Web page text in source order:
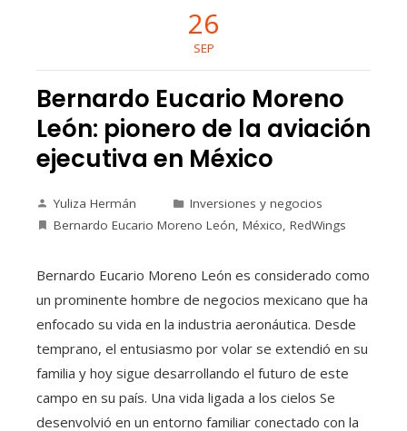
26
SEP
Bernardo Eucario Moreno
León: pionero de la aviación
ejecutiva en México
Yuliza Hermán
Inversiones y negocios
Bernardo Eucario Moreno León México RedWings
Bernardo Eucario Moreno León es considerado como
un prominente hombre de negocios mexicano que ha
enfocado su vida en la industria aeronáutica. Desde
temprano, el entusiasmo por volar se extendió en su
familia y hoy sigue desarrollando el futuro de este
campo en su país. Una vida ligada a los cielos Se
desenvolvió en un entorno familiar conectado con la